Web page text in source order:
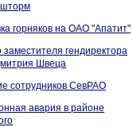
горняков на ОАО "Апатит"
заместителя гендиректора
Швеца
сотрудников СевРАО
авария в районе